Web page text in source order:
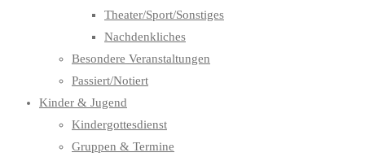
Theater/Sport/Sonstiges
Nachdenkliches
Besondere Veranstaltungen
Passiert/Notiert
Kinder & Jugend
Kindergottesdienst
Gruppen & Termine